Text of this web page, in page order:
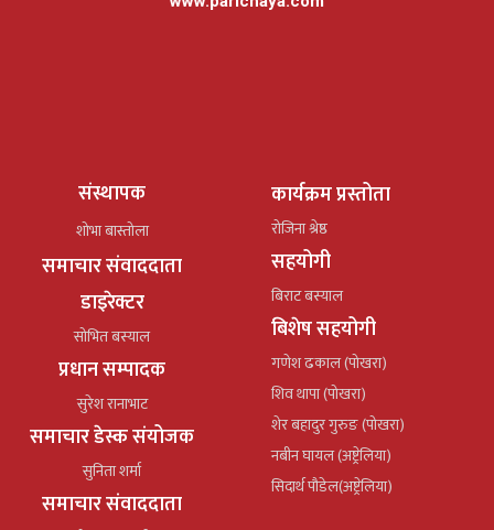
संस्थापक
शोभा बास्तोला
समाचार संवाददाता
डाइरेक्टर
सोभित बस्याल
प्रधान सम्पादक
सुरेश रानाभाट
समाचार डेस्क संयोजक
सुनिता शर्मा
समाचार संवाददाता
कार्यक्रम प्रस्तोता
रोजिना श्रेष्ठ
सहयोगी
बिराट बस्याल
बिशेष सहयोगी
गणेश ढकाल (पोखरा)
शिव थापा (पोखरा)
शेर बहादुर गुरुङ (पोखरा)
नबीन घायल (अष्ट्रेलिया)
सिदार्थ पौडेल(अष्ट्रेलिया)